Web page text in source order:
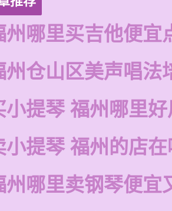
州哪里买吉他便宜
州仓山区美声唱法
小提琴 福州哪里
小提琴 福州的店
州哪里卖钢琴便宜